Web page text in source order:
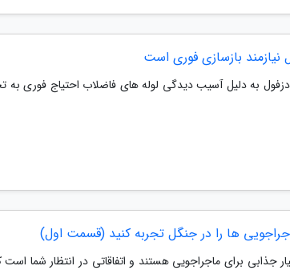
بازسازی فوری است
به دلیل آسیب دیدگی لوله های فاضلاب احتیاج فوری
ها را در جنگل تجربه کنید (قسمت اول)
جذابی برای ماجراجویی هستند و اتفاقاتی در انتظار شما